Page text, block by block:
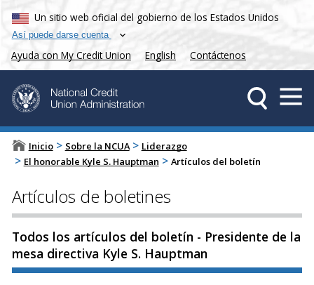
Un sitio web oficial del gobierno de los Estados Unidos
Así puede darse cuenta
Ayuda con My Credit Union English Contáctenos
Inicio > Sobre la NCUA > Liderazgo
> El honorable Kyle S. Hauptman > Artículos del boletín
Artículos de boletines
Todos los artículos del boletín - Presidente de la
mesa directiva Kyle S. Hauptman